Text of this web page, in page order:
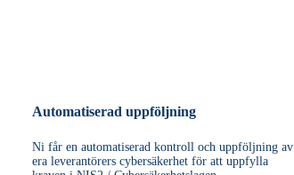
Automatiserad uppföljning
Ni får en automatiserad kontroll och uppföljning av
era leverantörers cybersäkerhet för att uppfylla